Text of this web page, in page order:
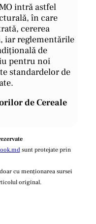
intră astfel
în care
cererea
iar reglementările
de
pentru noi
standardelor de
de Cereale
sunt protejate prin
cu menționarea sursei
original.